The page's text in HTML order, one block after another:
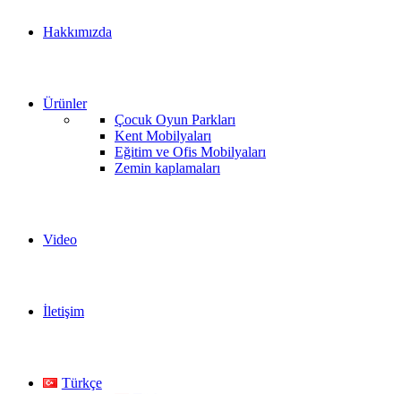
Hakkımızda
Ürünler
Çocuk Oyun Parkları
Kent Mobilyaları
Eğitim ve Ofis Mobilyaları
Zemin kaplamaları
Video
İletişim
Türkçe